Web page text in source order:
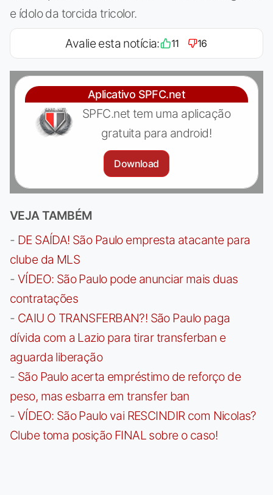
e ídolo da torcida tricolor.
Avalie esta notícia: 11 16
Aplicativo SPFC.net
SPFC.net tem uma aplicação
gratuita para android!
Download
VEJA TAMBÉM
- DE SAÍDA! São Paulo empresta atacante para
clube da MLS
- VÍDEO: São Paulo pode anunciar mais duas
contratações
- CAIU O TRANSFERBAN?! São Paulo paga
dívida com a Lazio para tirar transferban e
aguarda liberação
- São Paulo acerta empréstimo de reforço de
peso, mas esbarra em transfer ban
- VÍDEO: São Paulo vai RESCINDIR com Nicolas?
Clube toma posição FINAL sobre o caso!